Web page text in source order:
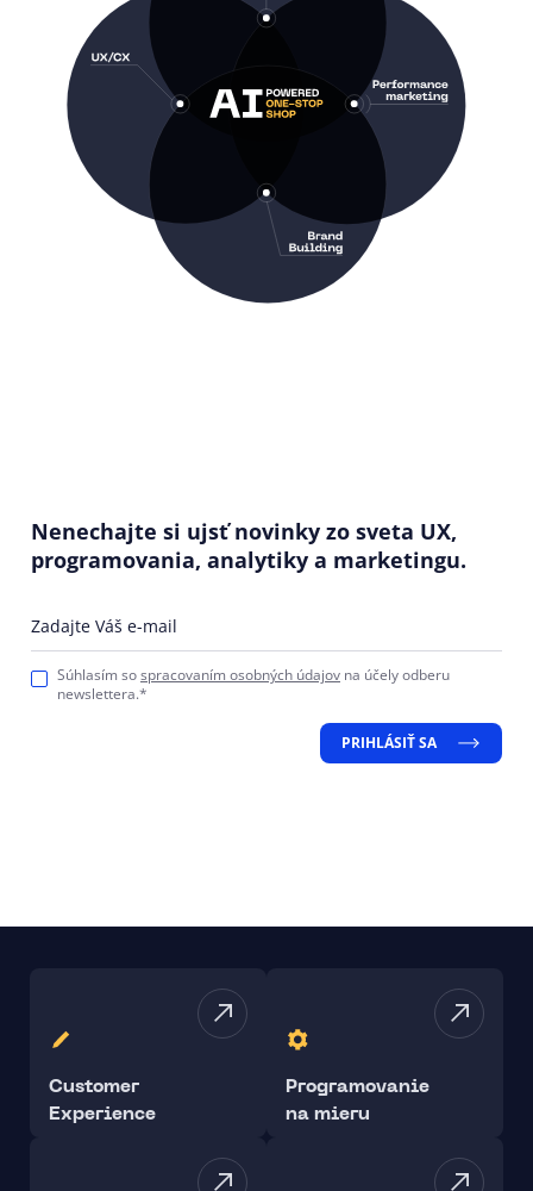
Nenechajte si ujsť novinky zo sveta UX,
programovania, analytiky a marketingu.
Zadajte Váš e-mail
Súhlasím sospracovaním osobných údajov na účely odberu
newslettera.*
PRIHLÁSIŤ SA
Customer
Experience
Programovanie
na mieru